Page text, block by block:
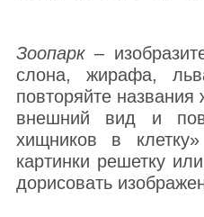
Зоопарк–
слона, жирафа,
повторяйте
внешний вид и
хищников в
картинки решетку
дорисовать